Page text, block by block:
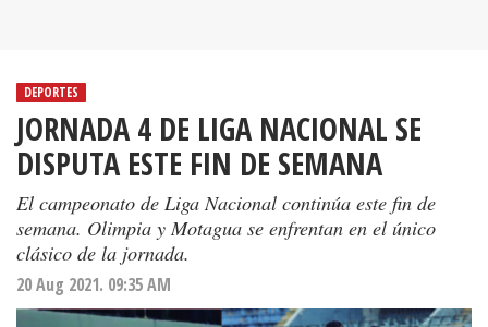
DEPORTES
JORNADA 4 DE LIGA NACIONAL SE
DISPUTA ESTE FIN DE SEMANA
El campeonato de Liga Nacional continúa este fin de
semana. Olimpia y Motagua se enfrentan en el único
clásico de la jornada.
20 Aug 2021. 09:35 AM